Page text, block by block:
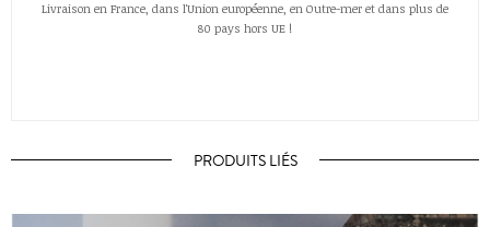
Livraison en France, dans l'Union européenne, en Outre-mer et dans plus de
80 pays hors UE !
PRODUITS LIÉS